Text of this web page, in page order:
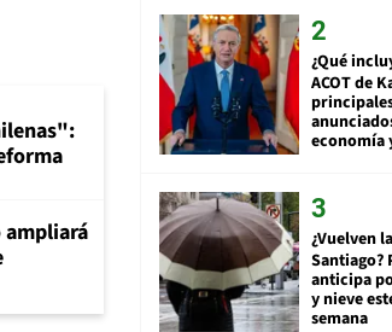
ampliará
¿Qué
ACOT de
economía
¿Vuelven
Santiago?
anticipa
y nieve
semana